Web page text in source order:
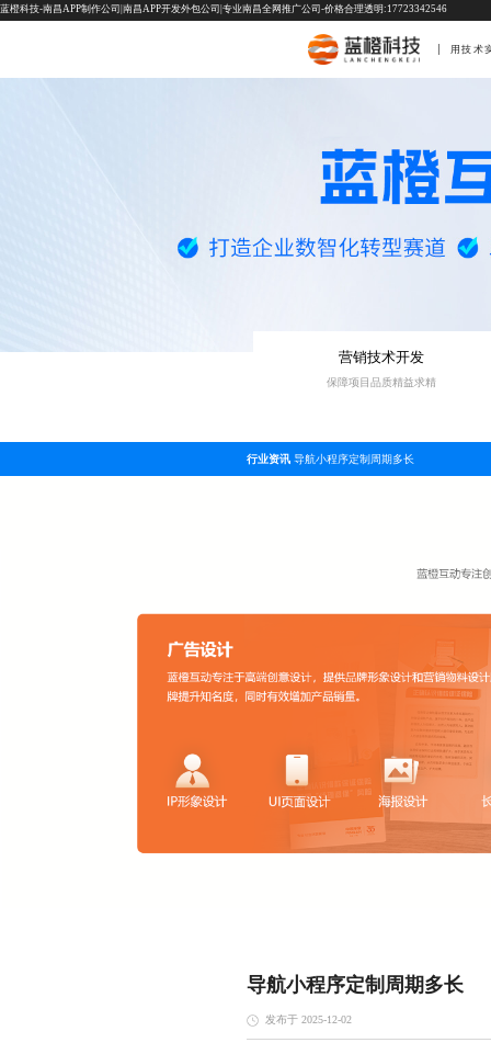
蓝橙科技-南昌APP制作公司|南昌APP开发外包公司|专业南昌全网推广公司-价格合理透明:17723342546
用技术
营销技术开发
保障项目品质精益求精
行业资讯 导航小程序定制周期多长
导航小程序定制周期多长
发布于 2025-12-02